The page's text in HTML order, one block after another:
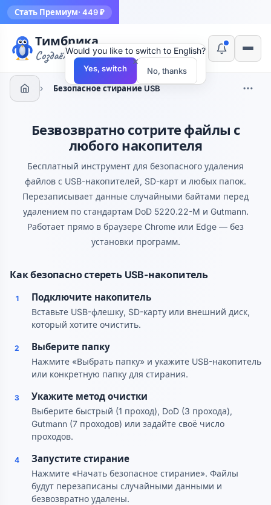
Стать Премиум· 449 ₽
Тимбрика
Создаём инструменты
› Безопасное стирание USB
Безвозвратно сотрите файлы с
любого накопителя
Бесплатный инструмент для безопасного удаления
файлов с USB-накопителей, SD-карт и любых папок.
Перезаписывает данные случайными байтами перед
удалением по стандартам DoD 5220.22-M и Gutmann.
Работает прямо в браузере Chrome или Edge — без
установки программ.
Как безопасно стереть USB-накопитель
1 Подключите накопитель
Вставьте USB-флешку, SD-карту или внешний диск,
который хотите очистить.
2 Выберите папку
Нажмите «Выбрать папку» и укажите USB-накопитель
или конкретную папку для стирания.
3 Укажите метод очистки
Выберите быстрый (1 проход), DoD (3 прохода),
Gutmann (7 проходов) или задайте своё число
проходов.
4 Запустите стирание
Нажмите «Начать безопасное стирание». Файлы
будут перезаписаны случайными данными и
безвозвратно удалены.
×
Would you like to switch to English?
Yes, switch No, thanks